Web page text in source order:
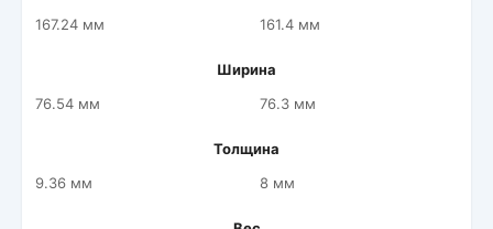
167.24 мм
161.4 мм
Ширина
76.54 мм
76.3 мм
Толщина
9.36 мм
8 мм